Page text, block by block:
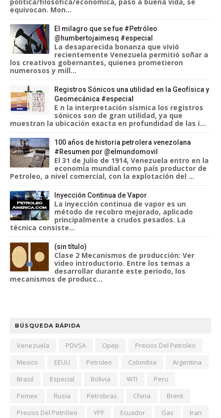
equivocan. Mon...
El milagro que se fue #Petróleo
@humbertojaimesq #especial
La desaparecida bonanza que vivió
recientemente Venezuela permitió soñar a
los creativos gobernantes, quienes prometieron
numerosos y mill...
Registros Sónicos una utilidad en la Geofísica y
Geomecánica #especial
E n la interpretación sísmica los registros
sónicos son de gran utilidad, ya que
muestran la ubicación exacta en profundidad de las i...
100 años de historia petrolera venezolana
#Resumen por @elmundomovil
El 31 de Julio de 1914, Venezuela entro en la
economía mundial como país productor de
Petroleo, a nivel comercial, con la explotación del ...
Inyección Continua de Vapor
La inyección continua de vapor es un
método de recobro mejorado, aplicado
principalmente a crudos pesados. La
técnica consiste...
(sin título)
Clase 2 Mecanismos de producción: Ver
video introductorio. Entre los temas a
desarrollar durante este periodo, los
mecanismos de producc...
BÚSQUEDA RÁPIDA
Venezuela PDVSA Opep
Precios Del Petroleo
Mexico
EEUU Petroleo Colombia
Argentina
Brasil
Especial Bolivia WTI
Peru
Pemex
Rusia Petrobras China
Brent
Precios Del Petróleo
YPF Ecuador Gas
Iran